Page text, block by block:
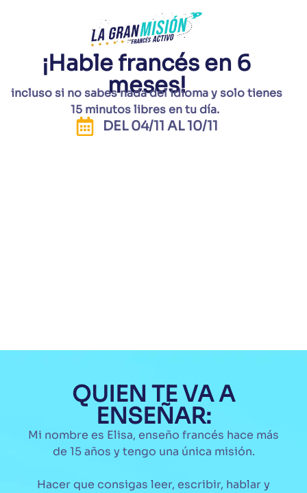
¡Hable francés en 6
meses!
incluso si no sabes nadadelidioma y solotienes
15 minutos libresentudía.
DEL 04/11 AL 10/11
QUIEN TE VA A
ENSEÑAR:
Mi nombre es Elisa, enseño francés hace más
de 15 años y tengo una única misión.
Hacer que consigas leer, escribir, hablar y